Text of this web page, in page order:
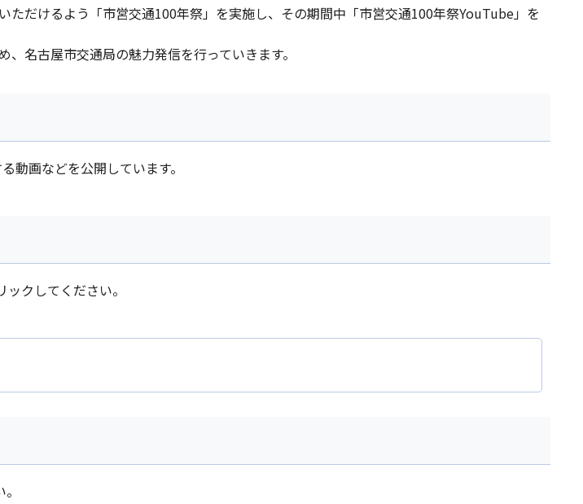
だけるよう「市営交通100年祭」を実施し、その期間中「市営交通100年祭YouTube」を
名古屋市交通局の魅力発信を行っていきます。
動画などを公開しています。
クしてください。